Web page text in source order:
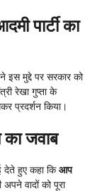
पार्टी का
इस मुद्दे पर सरकार को
रेखा गुप्ता के
प्रदर्शन किया।
का जवाब
देते हुए कहा कि आप
वादों को पूरा